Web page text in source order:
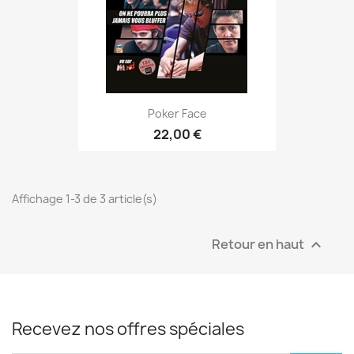
Poker Face
22,00 €
Affichage 1-3 de 3 article(s)
Retour en haut 
Recevez nos offres spéciales